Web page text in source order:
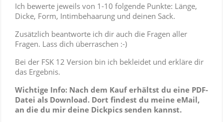
Ich bewerte jeweils von 1-10 folgende Punkte: Länge,
Dicke, Form, Intimbehaarung und deinen Sack.
Zusätzlich beantworte ich dir auch die Fragen aller
Fragen. Lass dich überraschen :-)
Bei der FSK 12 Version bin ich bekleidet und erkläre dir
das Ergebnis.
Wichtige Info: Nach dem Kauf erhältst du eine PDF-
Datei als Download. Dort findest du meine eMail,
an die du mir deine Dickpics senden kannst.